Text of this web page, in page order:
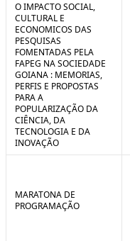
O IMPACTO SOCIAL,
CULTURAL E
ECONOMICOS DAS
PESQUISAS
FOMENTADAS PELA
FAPEG NA SOCIEDADE
GOIANA : MEMORIAS,
PERFIS E PROPOSTAS
PARA A
POPULARIZAÇÃO DA
CIÊNCIA, DA
TECNOLOGIA E DA
INOVAÇÃO
MARATONA DE
PROGRAMAÇÃO